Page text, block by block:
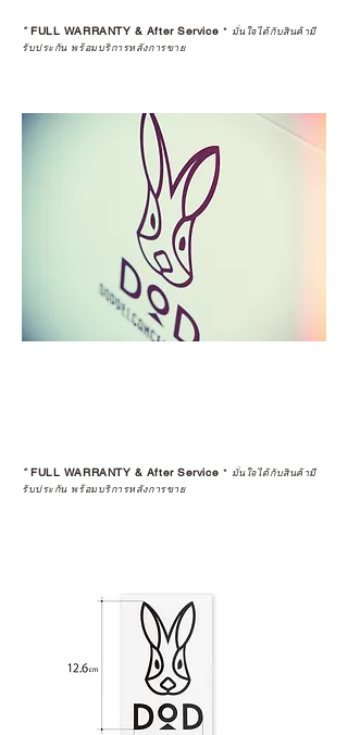
*FULL WARRANTY & After Service * มั่นใจได้กับสินค้ามี
รับประกัน พร้อมบริการหลังการขาย
*FULL WARRANTY & After Service * มั่นใจได้กับสินค้ามี
รับประกัน พร้อมบริการหลังการขาย